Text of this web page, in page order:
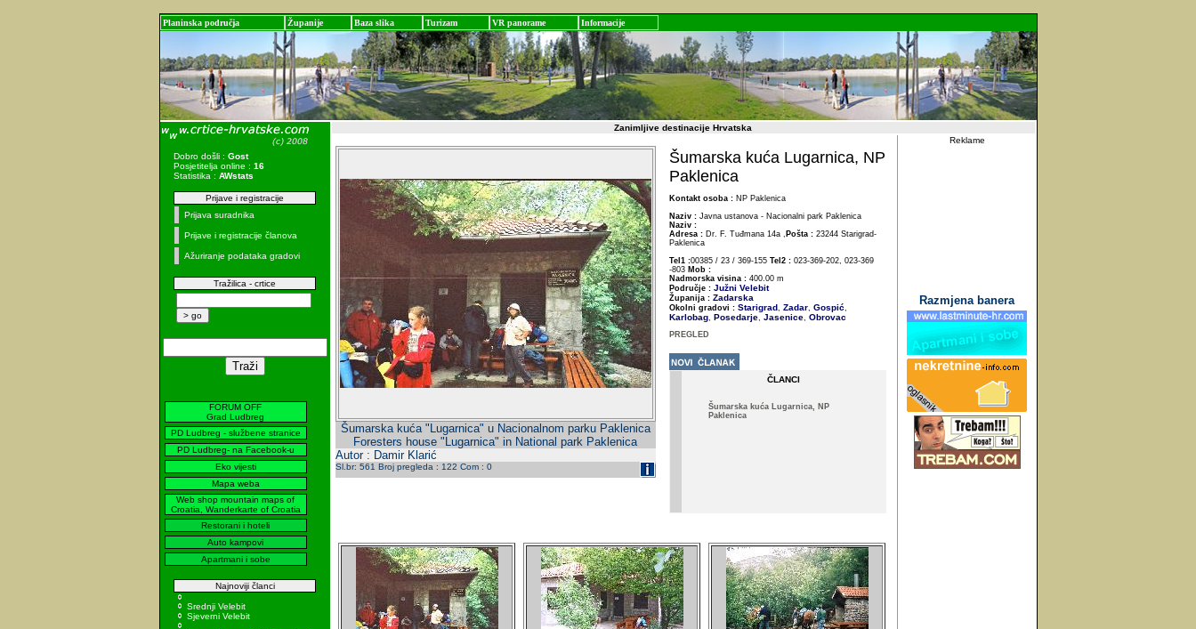
Planinska područja Županije Baza slika Turizam VR panorame Informacije
Dobro došli : Gost
Posjetitelja online : 16
Statistika : AWstats
Prijave i registracije
Prijava suradnika
Prijave i registracije članova
Ažuriranje podataka gradovi
Tražilica - crtice
FORUM OFF
Grad Ludbreg
PD Ludbreg - službene stranice
PD Ludbreg- na Facebook-u
Eko vijesti
Mapa weba
Web shop mountain maps of
Croatia, Wanderkarte of Croatia
Restorani i hoteli
Auto kampovi
Apartmani i sobe
Najnoviji članci
Srednji Velebit
Sjeverni Velebit
Zanimljive destinacije Hrvatska
Šumarska kuća "Lugarnica" u Nacionalnom parku Paklenica
Foresters house "Lugarnica" in National park Paklenica
Autor : Damir Klarić
Sl.br: 561 Broj pregleda : 122 Com : 0
Šumarska kuća Lugarnica, NP
Paklenica
Kontakt osoba : NP Paklenica
Naziv : Javna ustanova - Nacionalni park Paklenica
Naziv :
Adresa : Dr. F. Tuđmana 14a , Pošta : 23244 Starigrad-
Paklenica
Tel1 :00385 / 23 / 369-155 Tel2 : 023-369-202, 023-369
-803 Mob :
Nadmorska visina : 400.00 m
Područje : Južni Velebit
Županija : Zadarska
Okolni gradovi : Starigrad, Zadar, Gospić,
Karlobag, Posedarje, Jasenice, Obrovac
PREGLED
ČLANCI
Šumarska kuća Lugarnica, NP
Paklenica
Reklame
Razmjena banera